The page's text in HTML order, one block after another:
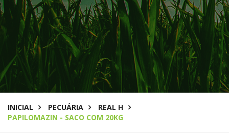
INICIAL PECUÁRIA
REAL H
PAPILOMAZIN - SACO COM 20KG